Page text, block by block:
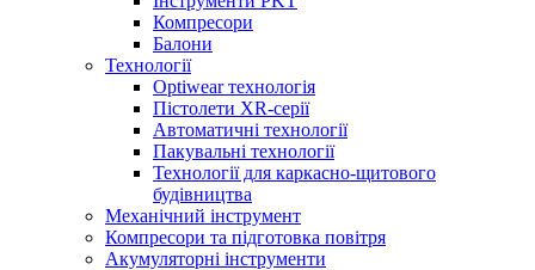
Компресори
Балони
Технології
Optiwear технологія
Пістолети XR-серії
Автоматичні технології
Пакувальні технології
Технології для каркасно-щитового
будівництва
Механічний інструмент
Компресори та підготовка повітря
Акумуляторні інструменти